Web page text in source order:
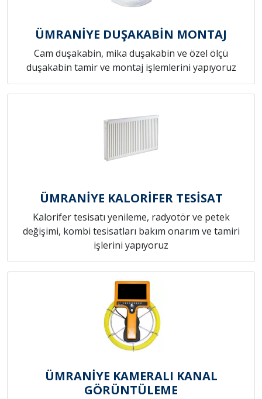
ÜMRANİYE DUŞAKABİN MONTAJ
Cam duşakabin, mika duşakabin ve özel ölçü
duşakabin tamir ve montaj işlemlerini yapıyoruz
ÜMRANİYE KALORİFER TESİSAT
Kalorifer tesisatı yenileme, radyotör ve petek
değişimi, kombi tesisatları bakım onarım ve tamiri
işlerini yapıyoruz
ÜMRANİYE KAMERALI KANAL
GÖRÜNTÜLEME